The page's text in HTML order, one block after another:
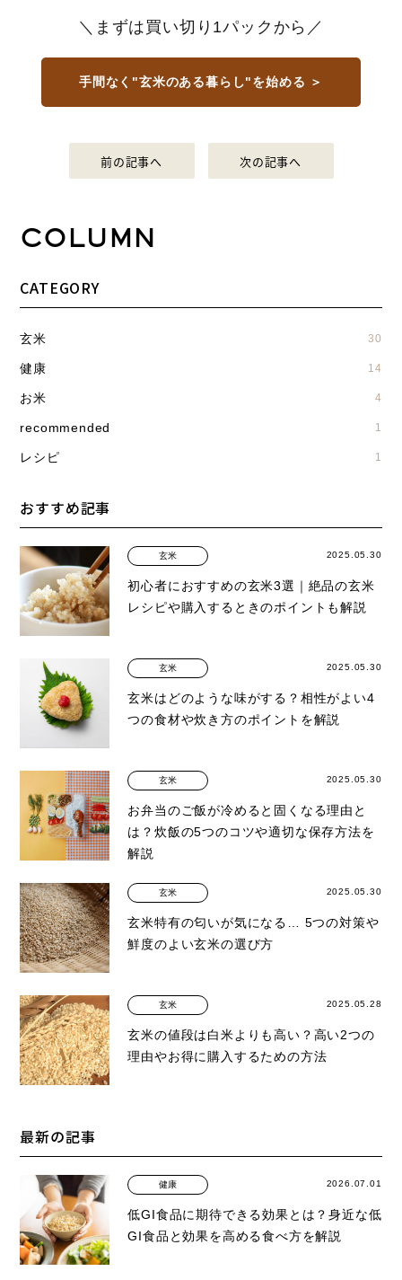
＼まずは買い切り1パックから／
手間なく"玄米のある暮らし"を始める ＞
前の記事へ 次の記事へ
COLUMN
CATEGORY
玄米 30
健康 14
お米 4
recommended 1
レシピ 1
おすすめ記事
玄米 2025.05.30
初心者におすすめの玄米3選｜絶品の玄米
レシピや購入するときのポイントも解説
玄米 2025.05.30
玄米はどのような味がする？相性がよい4
つの食材や炊き方のポイントを解説
玄米 2025.05.30
お弁当のご飯が冷めると固くなる理由と
は？炊飯の5つのコツや適切な保存方法を
解説
玄米 2025.05.30
玄米特有の匂いが気になる… 5つの対策や
鮮度のよい玄米の選び方
玄米 2025.05.28
玄米の値段は白米よりも高い？高い2つの
理由やお得に購入するための方法
最新の記事
健康 2026.07.01
低GI食品に期待できる効果とは？身近な低
GI食品と効果を高める食べ方を解説